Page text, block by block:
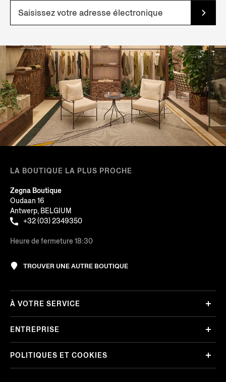
LA BOUTIQUE LA PLUS PROCHE
Zegna Boutique
Oudaan 16
Antwerp, BELGIUM
+32 (03) 2349350
Heure de fermeture 18:30
TROUVER UNE AUTRE BOUTIQUE
À VOTRE SERVICE
ENTREPRISE
POLITIQUES ET COOKIES